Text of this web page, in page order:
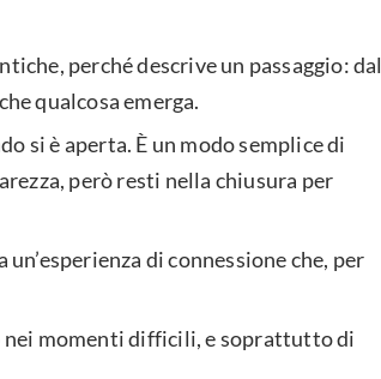
perché descrive un passaggio: dal
qualcosa emerga.
si è aperta. È un modo semplice di
però resti nella chiusura per
di connessione che, per
nei momenti difficili, e soprattutto di